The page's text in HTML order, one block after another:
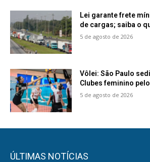
Lei garante frete
de cargas; saiba o
5 de agosto de 2026
Vôlei: São Paulo
Clubes feminino
5 de agosto de 2026
ÚLTIMAS NOTÍCIAS